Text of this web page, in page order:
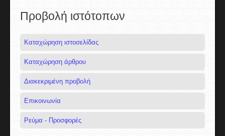
Προβολή ιστότοπων
Καταχώρηση ιστοσελίδας
Καταχώρηση άρθρου
Διακεκριμένη προβολή
Επικοινωνία
Ρεύμα - Προσφορές